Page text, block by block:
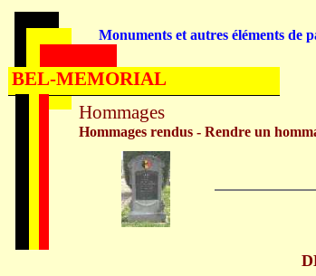
Hommages
Hommages rendus - Rendre un
Monuments et autres éléments de
BEL-MEMORIAL